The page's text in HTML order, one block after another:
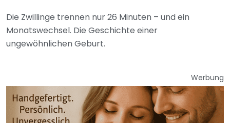
Die Zwillinge trennen nur 26 Minuten – und ein
Monatswechsel. Die Geschichte einer
ungewöhnlichen Geburt.
Werbung